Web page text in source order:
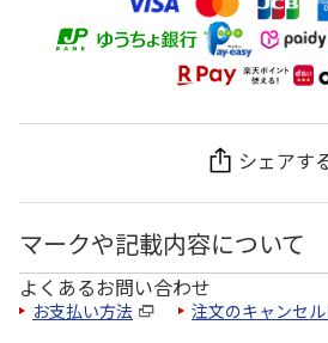
シェアす
マークや記載内容について
よくあるお問い合わせ
お支払い方法 注文のキャンセ